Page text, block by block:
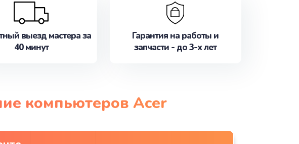
выезд мастера за
40 минут
Гарантия на работы и
запчасти - до 3-х лет
компьютеров Acer